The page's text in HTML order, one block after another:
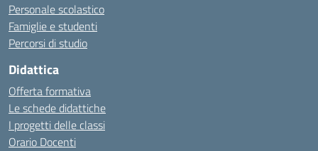
Personale scolastico
Famiglie e studenti
Percorsi di studio
Didattica
Offerta formativa
Le schede didattiche
I progetti delle classi
Orario Docenti